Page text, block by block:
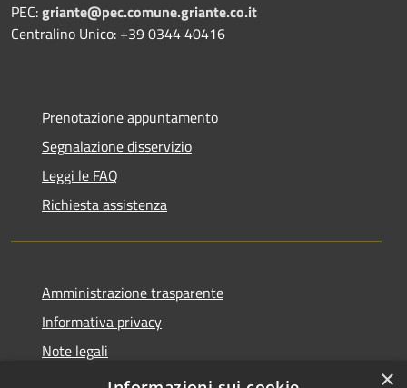
PEC:griante@pec.comune.griante.co.it
Centralino Unico: +39 0344 40416
Prenotazione appuntamento
Segnalazione disservizio
Leggi le FAQ
Richiesta assistenza
Amministrazione trasparente
Informativa privacy
Note legali
Dichiarazione di accessibilità
×